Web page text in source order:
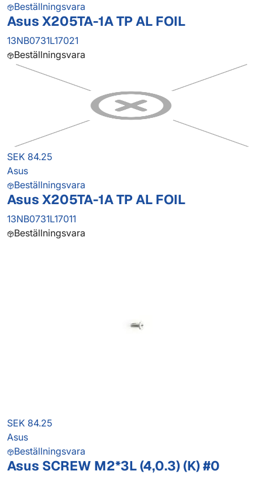
Beställningsvara
Asus X205TA-1A TP AL FOIL
13NB0731L17021
Beställningsvara
SEK 84.25
Asus
Beställningsvara
Asus X205TA-1A TP AL FOIL
13NB0731L17011
Beställningsvara
SEK 84.25
Asus
Beställningsvara
Asus SCREW M2*3L (4,0.3) (K) #0